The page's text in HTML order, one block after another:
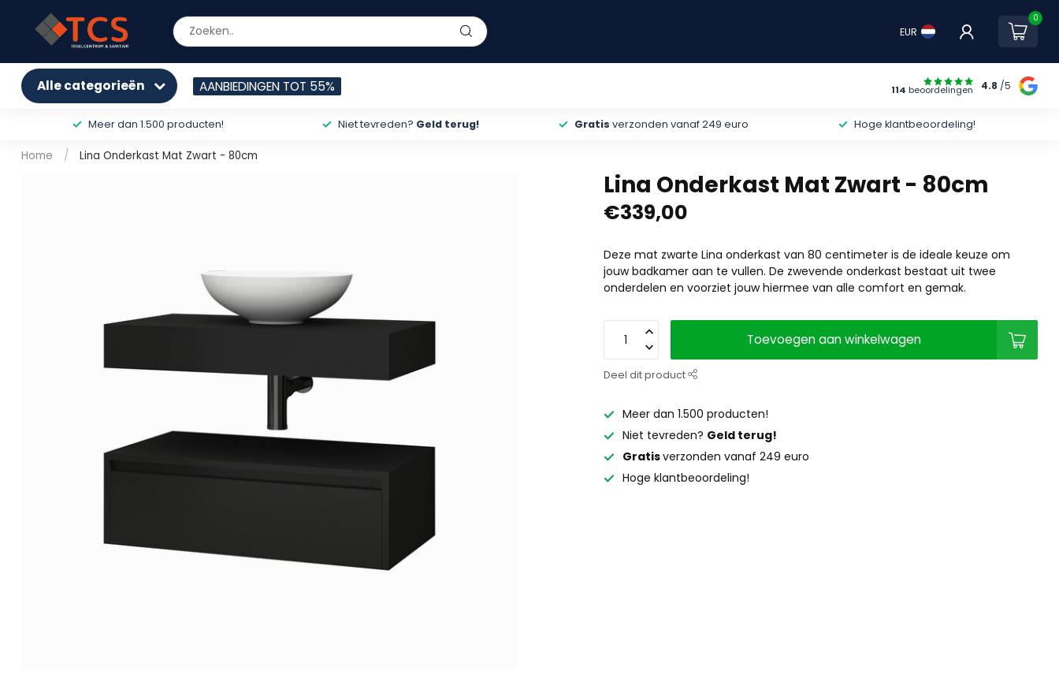
EUR
0
Alle categorieën AANBIEDINGEN TOT 55% 114 beoordelingen 4.8 /5
Meer dan 1.500 producten! Niet tevreden? Geld terug! Gratis verzonden vanaf 249 euro Hoge klantbeoordeling!
Home / Lina Onderkast Mat Zwart - 80cm
Lina Onderkast Mat Zwart - 80cm
€339,00
Deze mat zwarte Lina onderkast van 80 centimeter is de ideale keuze om
jouw badkamer aan te vullen. De zwevende onderkast bestaat uit twee
onderdelen en voorziet jouw hiermee van alle comfort en gemak.
Toevoegen aan winkelwagen
Deel dit product
Meer dan 1.500 producten!
Niet tevreden? Geld terug!
Gratisverzonden vanaf 249 euro
Hoge klantbeoordeling!